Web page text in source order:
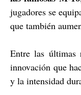
jugadores se
que también
Entre las últimas
innovación que
y la intensidad